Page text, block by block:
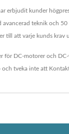
erbjudit kunder
avancerad teknik och 50
till att varje kunds krav
för DC-motorer och
och tveka inte att